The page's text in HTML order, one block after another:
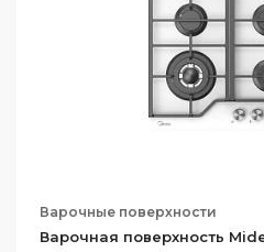
Варочные поверхности
Варочная поверхность